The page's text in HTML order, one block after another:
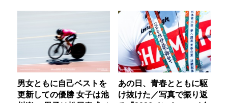
男女ともに自己ベストを
更新しての優勝 女子は池
あの日、青春とともに駆
け抜けた／写真で振り返